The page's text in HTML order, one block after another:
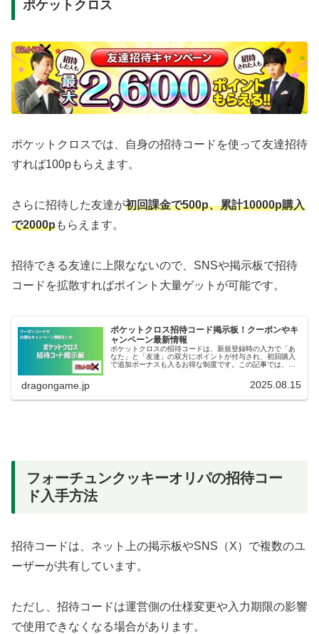
ポケットクロス
ポケットクロスでは、自身の招待コードを使って友達招待
すれば100pもらえます。
さらに招待した友達が初回課金で500p、累計10000p購入
で2000pもらえます。
招待できる友達に上限なないので、SNSや掲示板で招待
コードを拡散すればポイント大量ゲットが可能です。
ポケットクロス招待コード掲示板！クーポンやキ
ャンペーン最新情報
ポケットクロスの招待コードは、新規登録時の入力で「あ
なた」と「友達」の双方にポイントが付与され、初回購入
で追加ボーナスも入るお得な制度です。この記事では、招
dragongame.jp 2025.08.15
フォーチュンクッキーオリパの招待コー
ド入手方法
招待コードは、ネット上の掲示板やSNS（X）で複数のユ
ーザーが共有しています。
ただし、招待コードは運営側の仕様変更や入力期限の影響
で使用できなくなる場合があります。